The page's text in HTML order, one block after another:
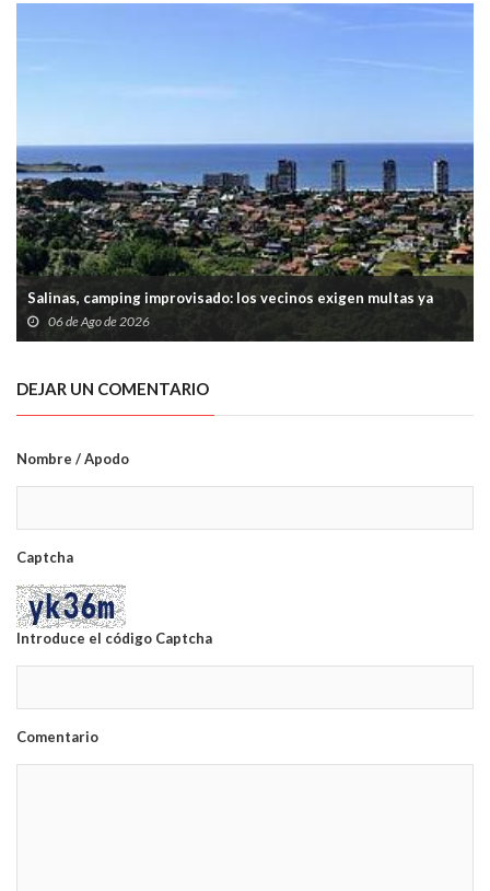
Salinas, camping improvisado: los vecinos exigen multas ya
06 de Ago de 2026
DEJAR UN COMENTARIO
Nombre / Apodo
Captcha
Introduce el código Captcha
Comentario